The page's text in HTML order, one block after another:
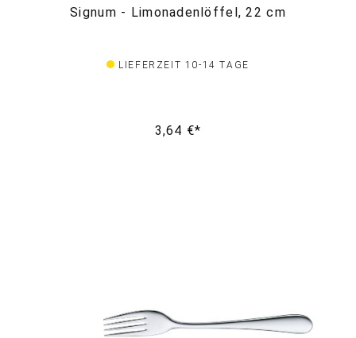
Signum - Limonadenlöffel, 22 cm
LIEFERZEIT 10-14 TAGE
3,64 €*